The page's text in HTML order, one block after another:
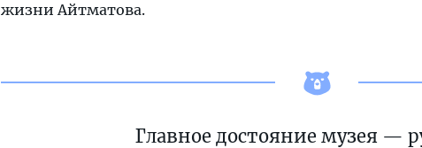
жизни Айтматова.
Главное достояние музея —